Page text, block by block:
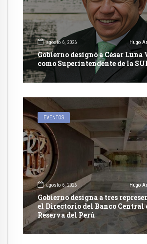
agosto 6, 2026 Hugo
Gobierno designó a César
como Superintendente de la
EVENTOS
agosto 6, 2026 Hugo
Gobierno designa a tres
el Directorio del Banco Central
Reserva del Perú